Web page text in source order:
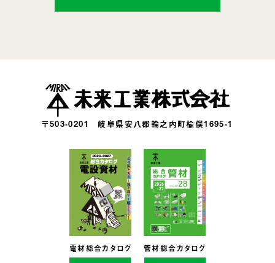
〒503-0201 岐阜県安八郡輪之内町楡俣1695-1
電材総合カタログ 管材総合カタログ